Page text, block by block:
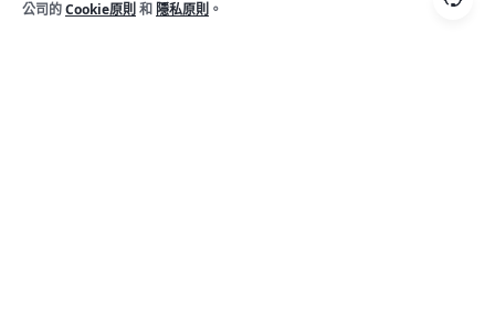
公司的Cookie原則 和 隱私原則 。